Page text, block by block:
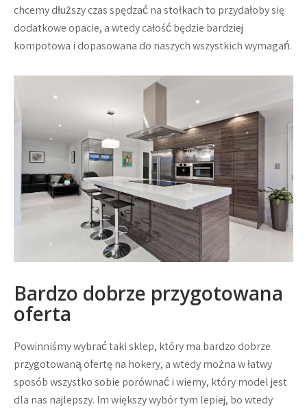
chcemy dłuższy czas spędzać na stołkach to przydałoby się
dodatkowe opacie, a wtedy całość będzie bardziej
kompotowa i dopasowana do naszych wszystkich wymagań.
Bardzo dobrze przygotowana
oferta
Powinniśmy wybrać taki sklep, który ma bardzo dobrze
przygotowaną ofertę na hokery, a wtedy można w łatwy
sposób wszystko sobie porównać i wiemy, który model jest
dla nas najlepszy. Im większy wybór tym lepiej, bo wtedy